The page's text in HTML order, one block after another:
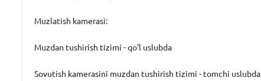
Muzlatish kamerasi:
Muzdan tushirish tizimi - qo'l uslubda
Sovutish kamerasini muzdan tushirish tizimi - tomchi uslubda